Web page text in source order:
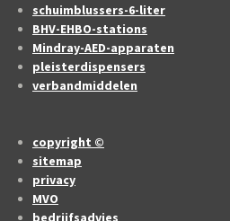
schuimblussers-6-liter
BHV-EHBO-stations
Mindray-AED-apparaten
pleisterdispensers
verbandmiddelen
copyright ©
sitemap
privacy
MVO
bedrijfsadvies